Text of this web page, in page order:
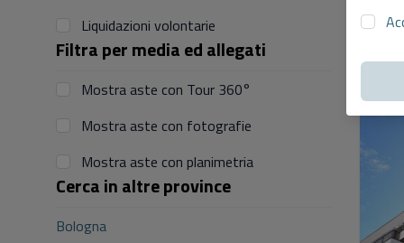
Liquidazioni volontarie
Filtra per media ed allegati
Mostra aste con Tour 360°
Mostra aste con fotografie
Mostra aste con planimetria
Cerca in altre province
Bologna